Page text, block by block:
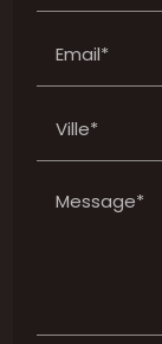
Email*
Ville*
Message*